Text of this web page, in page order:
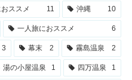
ススメ 11 沖縄 10
一人旅におススメ 6
3 幕末 2 霧島温泉 2
湯の小屋温泉 1 四万温泉 1